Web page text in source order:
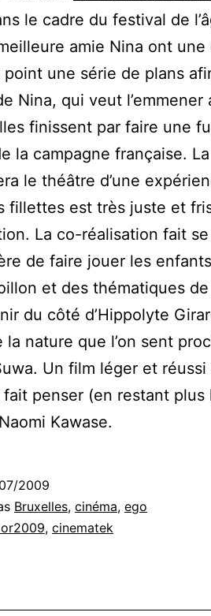
le cadre du festival de
amie Nina ont une
une série de plans
Nina, qui veut
finissent par faire une
la campagne française.
le théâtre d’une
fillettes est très juste et
La co-réalisation fait
de faire jouer les
et des thématiques de
du côté d’Hippolyte
la nature que l’on sent
Un film léger et
penser (en restant plus
Kawase.
2009
Bruxelles, cinéma, ego
, cinematek